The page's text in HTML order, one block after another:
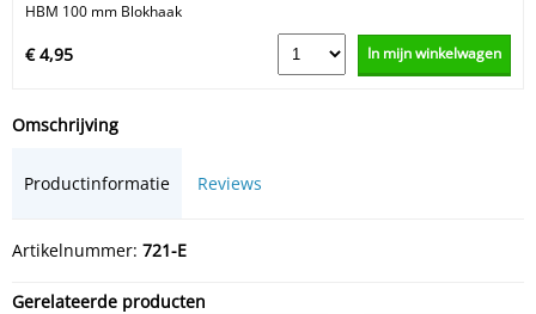
HBM 100 mm Blokhaak
€ 4,95 In mijn winkelwagen
Omschrijving
Productinformatie Reviews
Artikelnummer: 721-E
Gerelateerde producten